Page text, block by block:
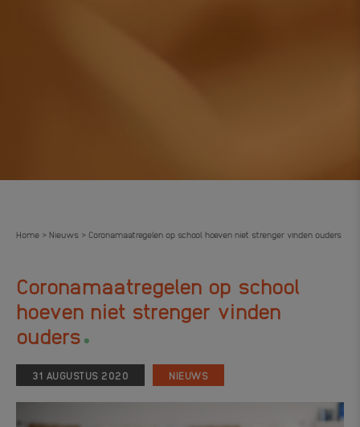
Home > Nieuws > Coronamaatregelen op school hoeven niet strenger vinden ouders
Coronamaatregelen op school
hoeven niet strenger vinden
ouders.
31 AUGUSTUS 2020 NIEUWS